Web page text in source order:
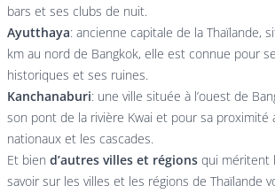
bars et ses clubs de nuit.
Ayutthaya: ancienne capitale de la Thaïlande,
km au nord de Bangkok, elle est connue pour
historiques et ses ruines.
Kanchanaburi: une ville située à l’ouest de
son pont de la rivière Kwai et pour sa proximité
nationaux et les cascades.
Et bien d’autres villes et régions qui méritent
savoir sur les villes et les régions de Thaïlande